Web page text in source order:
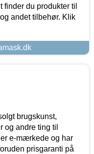
du produkter til
andet tilbehør. Klik
brugskunst,
og andre ting til
e-mærkede og har
prisgaranti på